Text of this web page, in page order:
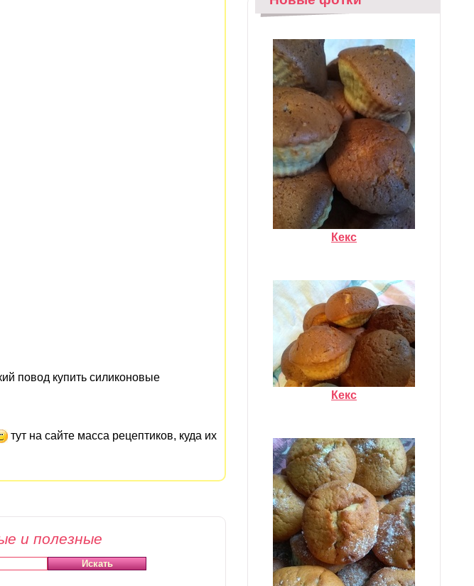
повод купить силиконовые
тут на сайте масса рецептиков, куда их
и полезные
Кекс
Кекс